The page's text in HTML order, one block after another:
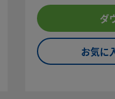
ダ
お気に